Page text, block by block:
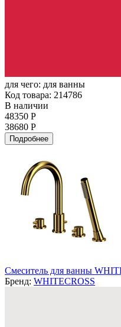
для чего: для ванны
Код товара: 214786
В наличии
48350 Р
38680 Р
Подробнее
Смеситель для ванны
Бренд: WHITECROSS